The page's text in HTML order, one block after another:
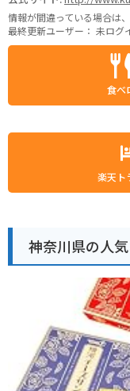
情報が間違っている場合は、
最終更新ユーザー： 未ログ
食べ
楽天ト
神奈川県の人